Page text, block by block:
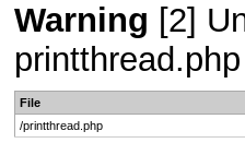
Warning [2]
File
/printthread.php